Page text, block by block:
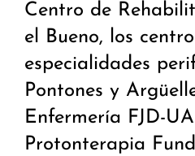
Centro de
el Bueno, los
especialidades
Pontones y
Enfermería FJD-
Protonterapia